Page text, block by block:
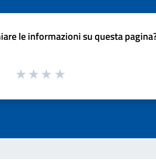
le informazioni su questa